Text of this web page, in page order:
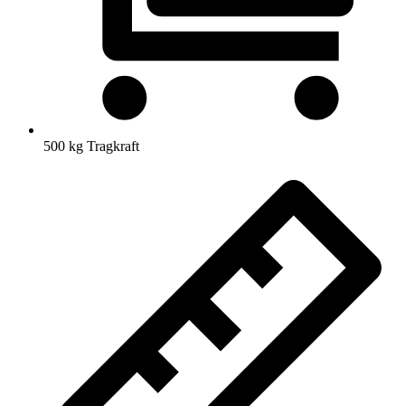
500 kg Tragkraft